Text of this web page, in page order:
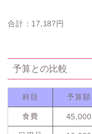
合計：17,187円
予算との比較
科目 予算額
食費 45,000